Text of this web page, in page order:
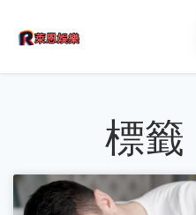
標